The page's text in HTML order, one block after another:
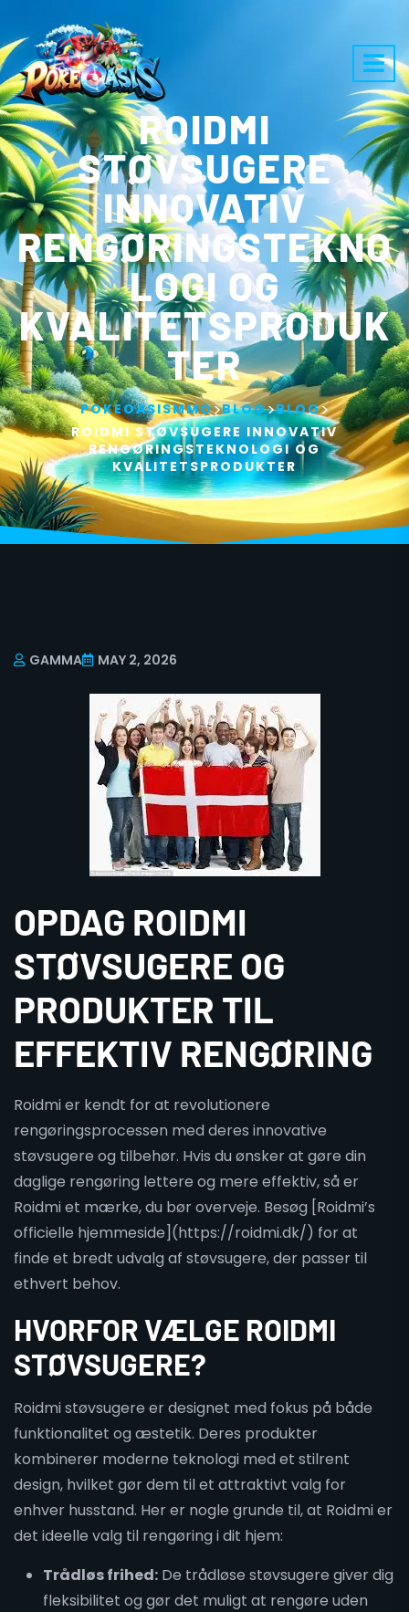
ROIDMI
STØVSUGERE
INNOVATIV
RENGØRINGSTEKNO
LOGI OG
KVALITETSPRODUK
TER
POKEOASISMMO>BLOG>BLOG>
ROIDMI STØVSUGERE INNOVATIV
RENGØRINGSTEKNOLOGI OG
KVALITETSPRODUKTER
GAMMA MAY 2, 2026
OPDAG ROIDMI
STØVSUGERE OG
PRODUKTER TIL
EFFEKTIV RENGØRING
Roidmi er kendt for at revolutionere
rengøringsprocessen med deres innovative
støvsugere og tilbehør. Hvis du ønsker at gøre din
daglige rengøring lettere og mere effektiv, så er
Roidmi et mærke, du bør overveje. Besøg [Roidmi’s
officielle hjemmeside](https://roidmi.dk/) for at
finde et bredt udvalg af støvsugere, der passer til
ethvert behov.
HVORFOR VÆLGE ROIDMI
STØVSUGERE?
Roidmi støvsugere er designet med fokus på både
funktionalitet og æstetik. Deres produkter
kombinerer moderne teknologi med et stilrent
design, hvilket gør dem til et attraktivt valg for
enhver husstand. Her er nogle grunde til, at Roidmi er
det ideelle valg til rengøring i dit hjem:
Trådløs frihed: De trådløse støvsugere giver dig
fleksibilitet og gør det muligt at rengøre uden